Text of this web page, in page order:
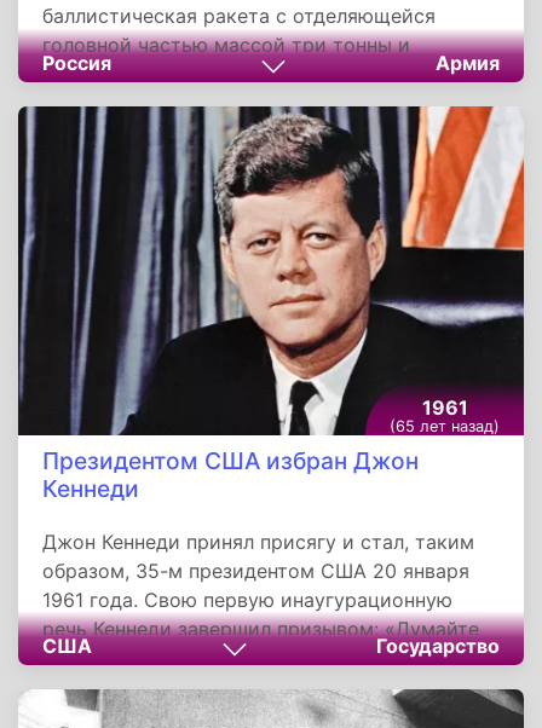
баллистическая ракета с отделяющейся
головной частью массой три тонны и
дальностью полета до 12 тысяч километров
Р-7А состояла на вооружении РВСН СССР с
20 января 1960 года. На базе Р-7А создано
целое семейство ракет-носителей среднего
класса, внесших большой вклад в освоение
космоса - на ракетах-носителях семейства
Р-7А были запущены в космос многие
искусственные спутники Земли.
Россия Армия
1961
(65 лет назад)
Президентом США избран Джон
Кеннеди
Джон Кеннеди принял присягу и стал, таким
образом, 35-м президентом США 20 января
1961 года. Свою первую инаугурационную
речь Кеннеди завершил призывом: «Думайте
не о том, что может дать вам страна, а о том,
что вы можете дать ей».
США Государство